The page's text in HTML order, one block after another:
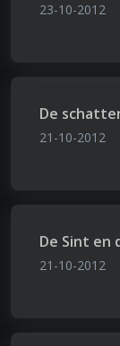
23-10-2012
De
21-10-2012
De Sint en
21-10-2012